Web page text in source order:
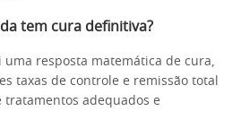
tem cura definitiva?
resposta matemática de cura,
taxas de controle e remissão total
tratamentos adequados e